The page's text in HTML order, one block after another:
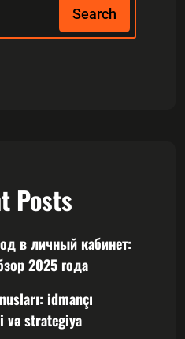
Search
Posts
в личный кабинет:
2025 года
idmançı
və strategiya